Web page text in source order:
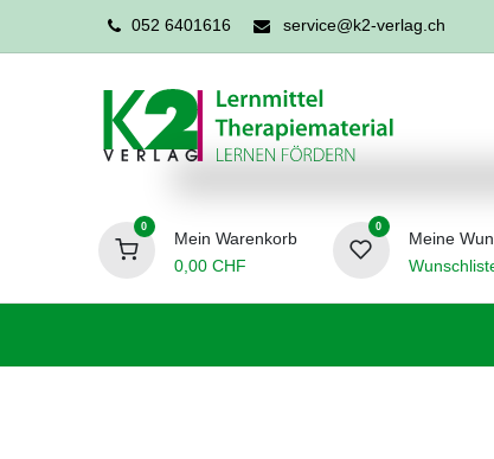
052 6401616 service@k2-verlag.ch
0
Mein Warenkorb
0,00CHF
0
Meine